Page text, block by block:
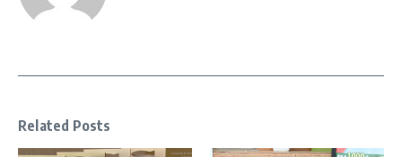
Related Posts